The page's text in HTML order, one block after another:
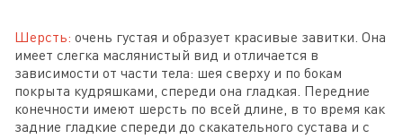
Шерсть: очень густая и образует красивые завитки. Она
имеет слегка маслянистый вид и отличается в
зависимости от части тела: шея сверху и по бокам
покрыта кудряшками, спереди она гладкая. Передние
конечности имеют шерсть по всей длине, в то время как
задние гладкие спереди до скакательного сустава и с